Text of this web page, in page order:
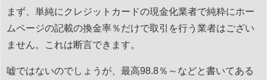
まず、単純にクレジットカードの現金化業者で純粋にホー
ムページの記載の換金率％だけで取引を行う業者はござい
ません。これは断言できます。
嘘ではないのでしょうが、最高98.8％～などと書いてある